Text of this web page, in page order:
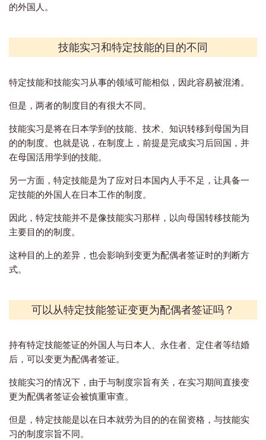
的外国人。
技能实习和特定技能的目的不同
特定技能和技能实习从事的领域可能相似，因此容易被混淆。
但是，两者的制度目的有很大不同。
技能实习是将在日本学到的技能、技术、知识转移到母国为目
的的制度。也就是说，在制度上，前提是完成实习后回国，并
在母国活用学到的技能。
另一方面，特定技能是为了应对日本国内人手不足，让具备一
定技能的外国人在日本工作的制度。
因此，特定技能并不是像技能实习那样，以向母国转移技能为
主要目的的制度。
这种目的上的差异，也会影响到变更为配偶者签证时的判断方
式。
可以从特定技能签证变更为配偶者签证吗？
持有特定技能签证的外国人与日本人、永住者、定住者等结婚
后，可以变更为配偶者签证。
技能实习的情况下，由于与制度宗旨有关，在实习期间直接变
更为配偶者签证会被慎重审查。
但是，特定技能是以在日本就劳为目的的在留资格，与技能实
习的制度宗旨不同。